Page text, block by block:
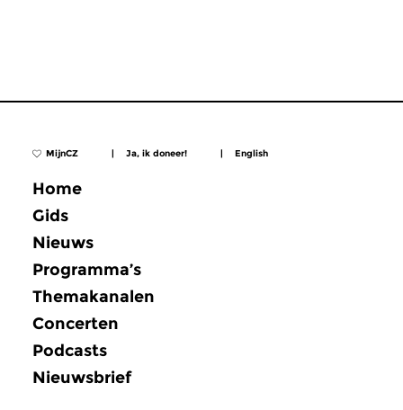
MijnCZ | Ja, ik doneer! | English
Home
Gids
Nieuws
Programma’s
Themakanalen
Concerten
Podcasts
Nieuwsbrief